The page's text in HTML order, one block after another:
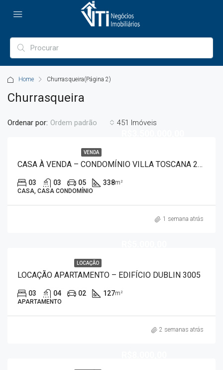
Home Churrasqueira(Página 2)
Churrasqueira
451 Imóveis
Ordenar por: Ordem padrão
VENDA
CASA À VENDA – CONDOMÍNIO VILLA TOSCANA 2965
03 03 05 338m²
CASA, CASA CONDOMÍNIO
1 semana atrás
LOCAÇÃO
LOCAÇÃO APARTAMENTO – EDIFÍCIO DUBLIN 3005
03 04 02 127m²
APARTAMENTO
2 semanas atrás